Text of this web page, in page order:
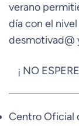
verano
día con el
desmotivad@
¡ NO
Centro Oficial